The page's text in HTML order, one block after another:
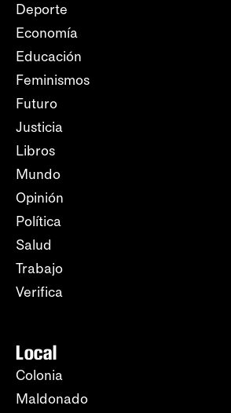
Deporte
Economía
Educación
Feminismos
Futuro
Justicia
Libros
Mundo
Opinión
Política
Salud
Trabajo
Verifica
Local
Colonia
Maldonado